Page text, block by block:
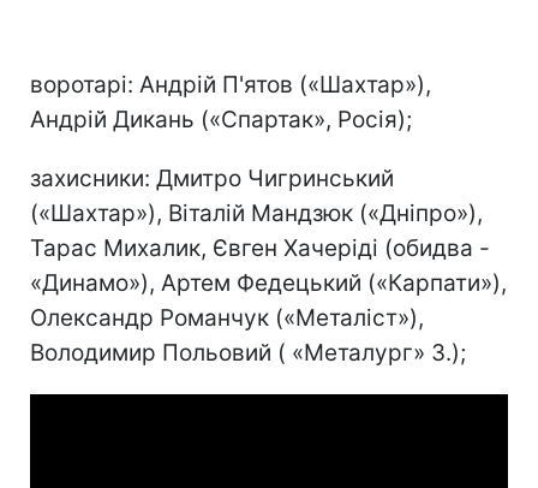
воротарі: Андрій П'ятов («Шахтар»),
Андрій Дикань («Спартак», Росія);
захисники: Дмитро Чигринський
(«Шахтар»), Віталій Мандзюк («Дніпро»),
Тарас Михалик, Євген Хачеріді (обидва -
«Динамо»), Артем Федецький («Карпати»),
Олександр Романчук («Металіст»),
Володимир Польовий ( «Металург» З.);